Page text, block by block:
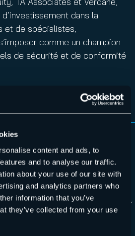
content and ads, to
and to analyse our traffic.
about your use of our site with
and analytics partners who
information that you’ve
they’ve collected from your use
dans la
et de spécialistes,
comme un champion
de sécurité et de conformité
n’ont pas été divulguées.
Hornetsecurity
des principaux fournisseurs
sécurité, de conformité, de
à la sécurité basées sur
qui aident les
de toutes tailles dans le